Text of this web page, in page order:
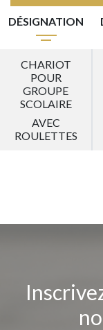
DÉSIGNATION
CHARIOT
POUR
GROUPE
SCOLAIRE
AVEC
ROULETTES